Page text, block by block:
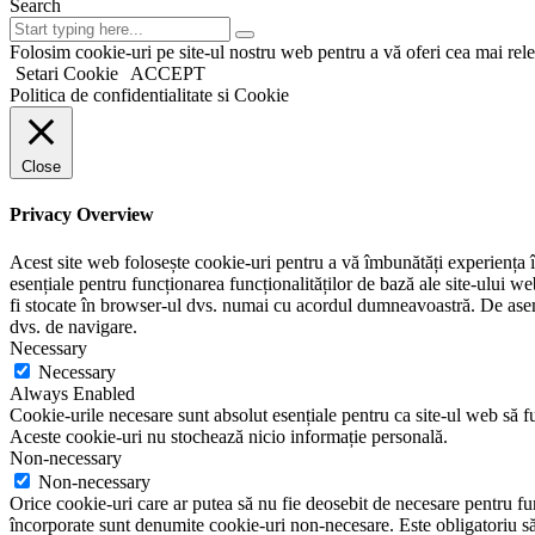
Search
Folosim cookie-uri pe site-ul nostru web pentru a vă oferi cea mai
Setari Cookie
ACCEPT
Politica de confidentialitate si Cookie
Close
Privacy Overview
Acest site web folosește cookie-uri pentru a vă îmbunătăți
esențiale pentru funcționarea funcționalităților de bază ale site-ului
fi stocate în browser-ul dvs. numai cu acordul dumneavoastră. De
dvs. de navigare.
Necessary
Necessary
Always Enabled
Cookie-urile necesare sunt absolut esențiale pentru ca site-ul web
Aceste cookie-uri nu stochează nicio informație personală.
Non-necessary
Non-necessary
Orice cookie-uri care ar putea să nu fie deosebit de necesare pentru
încorporate sunt denumite cookie-uri non-necesare. Este obligatoriu